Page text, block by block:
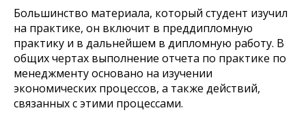
Большинство материала, который студент изучил
на практике, он включит в преддипломную
практику и в дальнейшем в дипломную работу. В
общих чертах выполнение отчета по практике по
менеджменту основано на изучении
экономических процессов, а также действий,
связанных с этими процессами.